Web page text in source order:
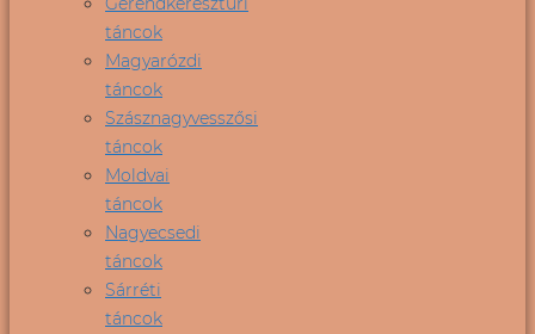
táncok
Magyarózdi
táncok
Szásznagyvesszősi
táncok
Moldvai
táncok
Nagyecsedi
táncok
Sárréti
táncok